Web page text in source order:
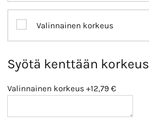
Valinnainen korkeus
Syötä kenttään korkeus
Valinnainen korkeus +12,79 €